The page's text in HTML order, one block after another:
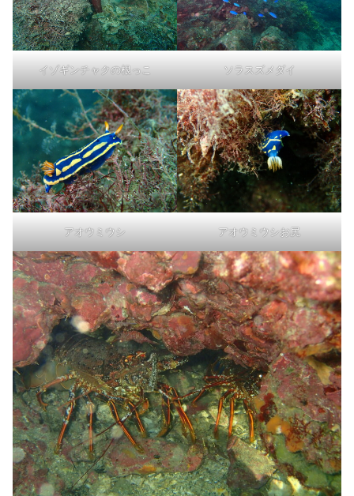
イゾギンチャクの根っこ ソラスズメダイ
アオウミウシ アオウミウシお尻